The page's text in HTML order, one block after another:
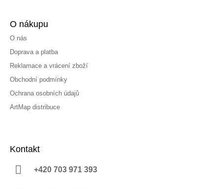
O nákupu
O nás
Doprava a platba
Reklamace a vrácení zboží
Obchodní podmínky
Ochrana osobních údajů
ArtMap distribuce
Kontakt
+420 703 971 393